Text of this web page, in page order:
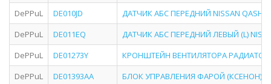
DePPuL
DE010JD
ДАТЧИК АБС ПЕРЕДНИЙ NISSAN
DePPuL
DE011EQ
ДАТЧИК АБС ПЕРЕДНИЙ ЛЕВЫЙ (L)
DePPuL
DE01273Y
КРОНШТЕЙН ВЕНТИЛЯТОРА РАДИАТОРА
DePPuL
DE01393AA
БЛОК УПРАВЛЕНИЯ ФАРОЙ (КСЕНОН)